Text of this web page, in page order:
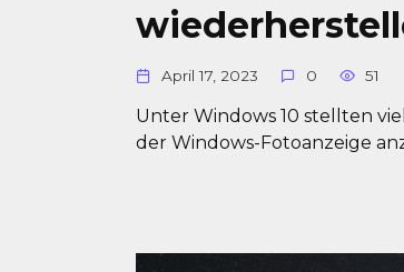
April 17, 2023 0 51
Unter Windows 10 stellten
der Windows-Fotoanzeige